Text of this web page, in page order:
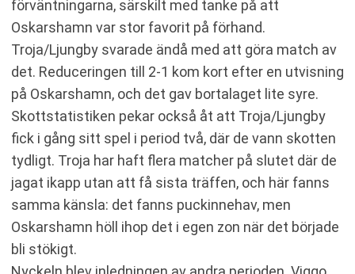
förväntningarna, särskilt med tanke på att
Oskarshamn var stor favorit på förhand.
Troja/Ljungby svarade ändå med att göra match av
det. Reduceringen till 2-1 kom kort efter en utvisning
på Oskarshamn, och det gav bortalaget lite syre.
Skottstatistiken pekar också åt att Troja/Ljungby
fick i gång sitt spel i period två, där de vann skotten
tydligt. Troja har haft flera matcher på slutet där de
jagat ikapp utan att få sista träffen, och här fanns
samma känsla: det fanns puckinnehav, men
Oskarshamn höll ihop det i egen zon när det började
bli stökigt.